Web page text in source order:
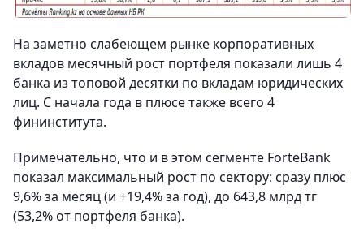
На заметно слабеющем рынке корпоративных
вкладов месячный рост портфеля показали лишь 4
банка из топовой десятки по вкладам юридических
лиц. С начала года в плюсе также всего 4
фининститута.
Примечательно, что и в этом сегменте ForteBank
показал максимальный рост по сектору: сразу плюс
9,6% за месяц (и +19,4% за год), до 643,8 млрд тг
(53,2% от портфеля банка).